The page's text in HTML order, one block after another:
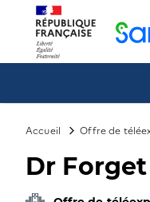
Accueil Offre de
Dr
Panneau de gestion des